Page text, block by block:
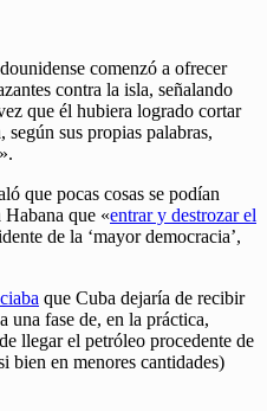
comenzó a ofrecer
contra la isla, señalando
que él hubiera logrado cortar
sus propias palabras,
que pocas cosas se podían
Habana que «entrar y destrozar el
de la ‘mayor democracia’,
que Cuba dejaría de recibir
una fase de, en la práctica,
llegar el petróleo procedente de
bien en menores cantidades)